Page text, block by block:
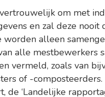
om met
en zal deze nooit
worden alleen
alle mestbewerkers
vermeld, zoals van
of -
de ‘Landelijke